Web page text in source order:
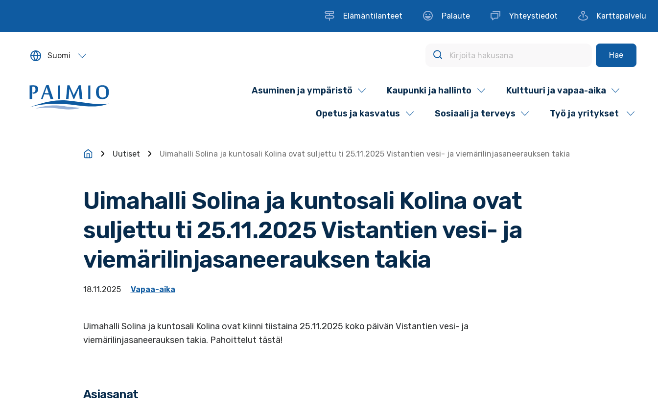
Elämäntilanteet Palaute Yhteystiedot Karttapalvelu
Suomi
Sivun kieleksi valitaan englanti.
Hae
Asuminen ja ympäristö Kaupunki ja hallinto Kulttuuri ja vapaa-aika
Opetus ja kasvatus Sosiaali ja terveys Työ ja yritykset
Uutiset Uimahalli Solina ja kuntosali Kolina ovat suljettu ti 25.11.2025 Vistantien vesi- ja viemärilinjasaneerauksen takia
Uimahalli Solina ja kuntosali Kolina ovat
suljettu ti 25.11.2025 Vistantien vesi- ja
viemärilinjasaneerauksen takia
18.11.2025 Vapaa-aika
Uimahalli Solina ja kuntosali Kolina ovat kiinni tiistaina 25.11.2025 koko päivän Vistantien vesi- ja
viemärilinjasaneerauksen takia. Pahoittelut tästä!
Asiasanat